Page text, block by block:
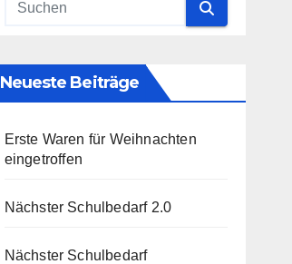
Neueste Beiträge
Erste Waren für Weihnachten
eingetroffen
Nächster Schulbedarf 2.0
Nächster Schulbedarf